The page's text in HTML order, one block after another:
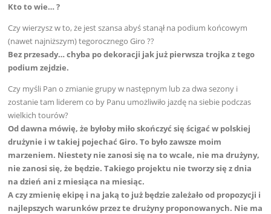
Kto to wie… ?
Czy wierzysz w to, że jest szansa abyś stanął na podium końcowym
(nawet najniższym) tegorocznego Giro ??
Bez przesady… chyba po dekoracji jak już pierwsza trojka z tego
podium zejdzie.
Czy myśli Pan o zmianie grupy w następnym lub za dwa sezony i
zostanie tam liderem co by Panu umożliwiło jazdę na siebie podczas
wielkich tourów?
Od dawna mówię, że byłoby miło skończyć się ścigać w polskiej
drużynie i w takiej pojechać Giro. To było zawsze moim
marzeniem. Niestety nie zanosi się na to wcale, nie ma drużyny,
nie zanosi się, że będzie. Takiego projektu nie tworzy się z dnia
na dzień ani z miesiąca na miesiąc.
A czy zmienię ekipę i na jaką to już będzie zależało od propozycji i
najlepszych warunków przez te drużyny proponowanych. Nie ma